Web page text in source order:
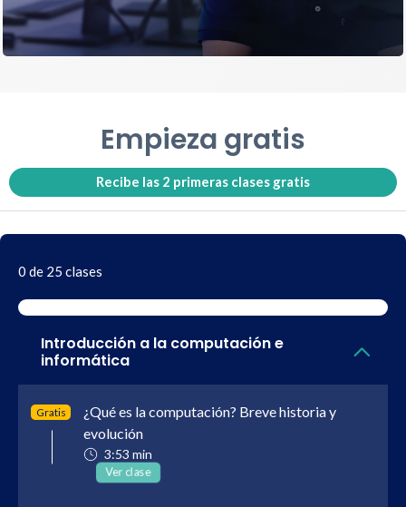
Empieza gratis
Recibe las 2 primeras clases gratis
0 de 25 clases
Introducción a la computación e
informática
Gratis
¿Qué es la computación? Breve historia y
evolución
3:53 min
Ver clase